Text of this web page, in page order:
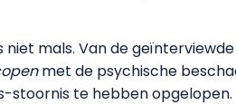
niet mals. Van de
met de psychische
stoornis te hebben opgelopen.